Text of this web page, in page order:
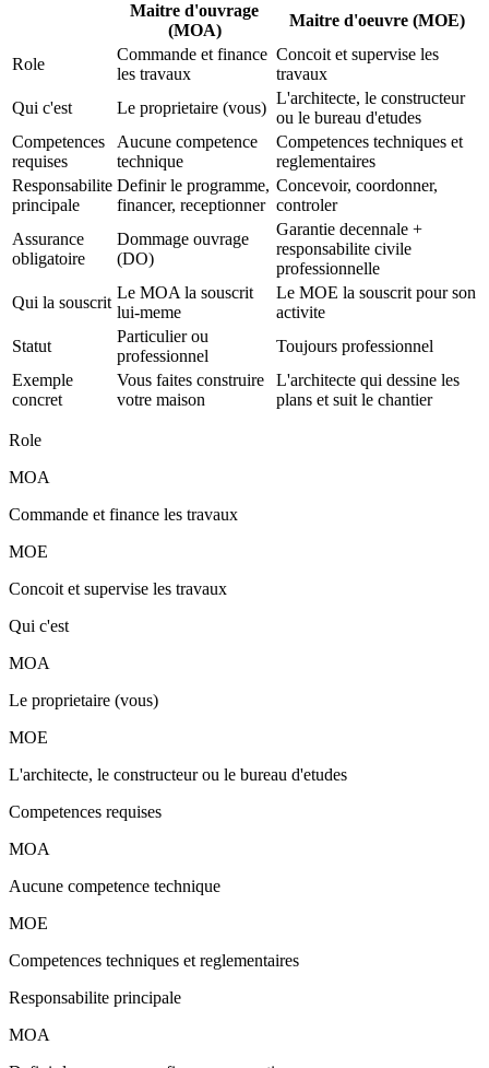
Maitre d'ouvrage
(MOA)
Maitre d'oeuvre (MOE)
Role
Commande et finance
les travaux
Concoit et supervise les
travaux
Qui c'est
Le proprietaire (vous)
L'architecte, le constructeur
ou le bureau d'etudes
Competences
requises
Aucune competence
technique
Competences techniques et
reglementaires
Responsabilite
principale
Definir le programme,
financer, receptionner
Concevoir, coordonner,
controler
Assurance
obligatoire
Dommage ouvrage
(DO)
Garantie decennale +
responsabilite civile
professionnelle
Qui la souscrit
Le MOA la souscrit
lui-meme
Le MOE la souscrit pour son
activite
Statut
Particulier ou
professionnel
Toujours professionnel
Exemple
concret
Vous faites construire
votre maison
L'architecte qui dessine les
plans et suit le chantier
Role
MOA
Commande et finance les travaux
MOE
Concoit et supervise les travaux
Qui c'est
MOA
Le proprietaire (vous)
MOE
L'architecte, le constructeur ou le bureau d'etudes
Competences requises
MOA
Aucune competence technique
MOE
Competences techniques et reglementaires
Responsabilite principale
MOA